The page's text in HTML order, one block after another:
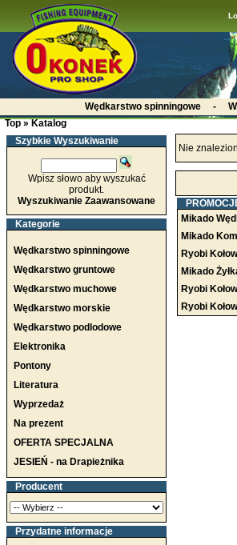
Wędkarstwo spinningowe -
Top » Katalog
Szybkie Wyszukiwanie
Wpisz słowo aby wyszukać
produkt.
Wyszukiwanie Zaawansowane
Kategorie
Wędkarstwo spinningowe
Wędkarstwo gruntowe
Wędkarstwo muchowe
Wędkarstwo morskie
Wędkarstwo podlodowe
Elektronika
Pontony
Literatura
Wyprzedaż
Na prezent
OFERTA SPECJALNA
JESIEŃ - na Drapieżnika
Producent
Przydatne informacje
Nie
Mikado
Mikado
Ryobi
Mikado
Ryobi
Ryobi